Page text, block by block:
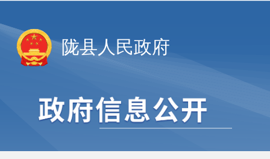
陇县人民政府